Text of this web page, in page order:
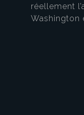
réellement
Washington